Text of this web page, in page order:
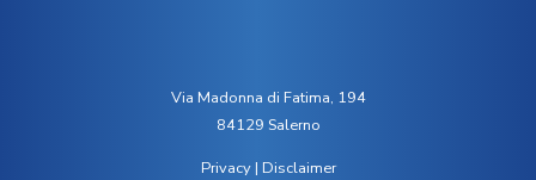
Via Madonna di Fatima, 194
84129 Salerno
Privacy| Disclaimer